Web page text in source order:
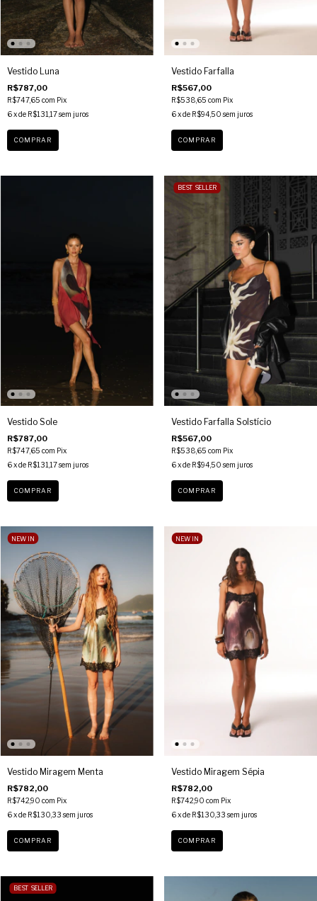
Vestido Luna
R$787,00
R$747,65 com Pix
6x de R$131,17sem juros
COMPRAR
Vestido Farfalla
R$567,00
R$538,65 com Pix
6 x de R$94,50 sem juros
COMPRAR
Vestido Sole
R$787,00
R$747,65 com Pix
6x de R$131,17sem juros
COMPRAR
BEST SELLER
Vestido Farfalla Solstício
R$567,00
R$538,65 com Pix
6 x de R$94,50 sem juros
COMPRAR
NEW IN
Vestido Miragem Menta
R$782,00
R$742,90 com Pix
6x de R$130,33 sem juros
COMPRAR
NEW IN
Vestido Miragem Sépia
R$782,00
R$742,90 com Pix
6 x de R$130,33 sem juros
COMPRAR
BEST SELLER